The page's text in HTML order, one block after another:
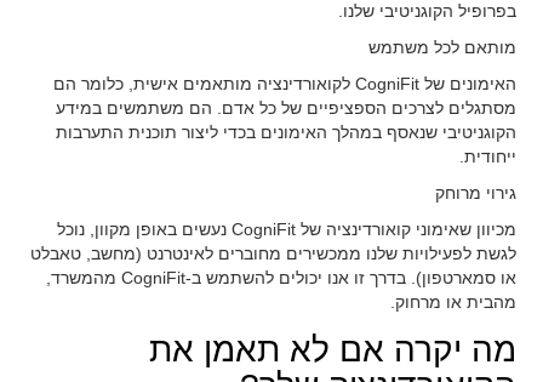
בפרופיל הקוגניטיבי שלנו.
מותאם לכל משתמש
האימונים של CogniFit לקואורדינציה מותאמים אישית, כלומר הם
מסתגלים לצרכים הספציפיים של כל אדם. הם משתמשים במידע
הקוגניטיבי שנאסף במהלך האימונים בכדי ליצור תוכנית התערבות
ייחודית.
גירוי מרוחק
מכיוון שאימוני קואורדינציה של CogniFit נעשים באופן מקוון, נוכל
לגשת לפעילויות שלנו ממכשירים מחוברים לאינטרנט (מחשב, טאבלט
או סמארטפון). בדרך זו אנו יכולים להשתמש ב-CogniFit מהמשרד,
מהבית או מרחוק.
מה יקרה אם לא תאמן את